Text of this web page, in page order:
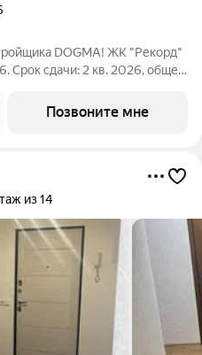
DOGMA! ЖК "Рекорд"
Срок сдачи: 2 кв. 2026, общей
природа внутри.
Позвоните мне
из 14